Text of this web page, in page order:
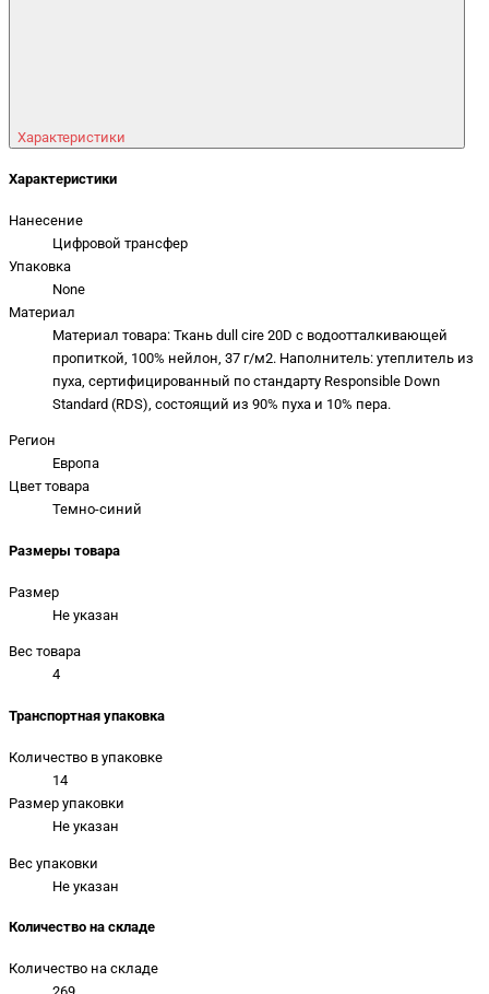
Характеристики
Характеристики
Нанесение
Цифровой трансфер
Упаковка
None
Материал
Материал товара: Ткань dull cire 20D с водоотталкивающей
пропиткой, 100% нейлон, 37 г/м2. Наполнитель: утеплитель из
пуха, сертифицированный по стандарту Responsible Down
Standard (RDS), состоящий из 90% пуха и 10% пера.
Регион
Европа
Цвет товара
Темно-синий
Размеры товара
Размер
Не указан
Вес товара
4
Транспортная упаковка
Количество в упаковке
14
Размер упаковки
Не указан
Вес упаковки
Не указан
Количество на складе
Количество на складе